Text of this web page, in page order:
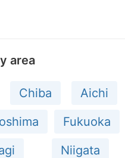
area
Chiba
Aichi
Fukuoka
Niigata